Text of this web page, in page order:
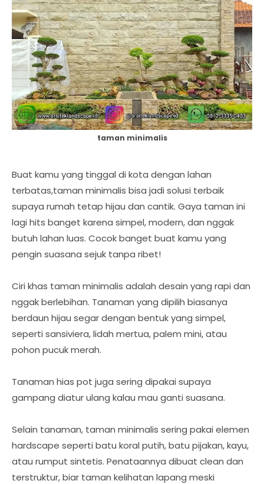
taman minimalis
Buat kamu yang tinggal di kota dengan lahan
terbatas,taman minimalis bisa jadi solusi terbaik
supaya rumah tetap hijau dan cantik. Gaya taman ini
lagi hits banget karena simpel, modern, dan nggak
butuh lahan luas. Cocok banget buat kamu yang
pengin suasana sejuk tanpa ribet!
Ciri khas taman minimalis adalah desain yang rapi dan
nggak berlebihan. Tanaman yang dipilih biasanya
berdaun hijau segar dengan bentuk yang simpel,
seperti sansiviera, lidah mertua, palem mini, atau
pohon pucuk merah.
Tanaman hias pot juga sering dipakai supaya
gampang diatur ulang kalau mau ganti suasana.
Selain tanaman, taman minimalis sering pakai elemen
hardscape seperti batu koral putih, batu pijakan, kayu,
atau rumput sintetis. Penataannya dibuat clean dan
terstruktur, biar taman kelihatan lapang meski